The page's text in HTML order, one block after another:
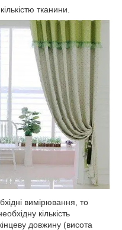
тканини.
вимірювання, то
кількість
довжину (висота